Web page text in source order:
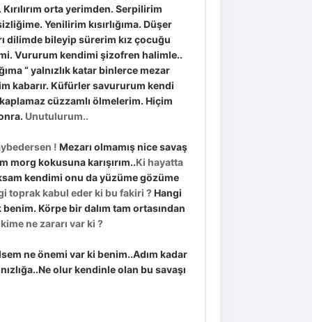
Kırılırım orta yerimden. Serpilirim
Yenilirim kısırlığıma. Düşer
dilimde bileyip sürerim kız çocuğu
Vururum kendimi şizofren halimle..
“ yalnızlık katar binlerce mezar
kabarır. Küfürler savururum kendi
cüzzamlı ölmelerim. Hiçim
Unutulurum..
! Mezarı olmamış nice savaş
morg kokusuna karışırım..Ki hayatta
kendimi onu da yüzüme gözüme
toprak kabul eder ki bu fakiri ? Hangi
Körpe bir dalım tam ortasından
ne zararı var ki ?
ne önemi var ki benim..Adım kadar
olur kendinle olan bu savaşı